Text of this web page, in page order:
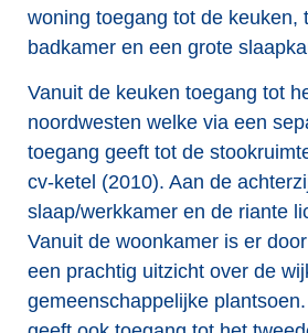
woning toegang tot de keuken,
badkamer en een grote
Vanuit de keuken toegang tot
noordwesten welke via een
toegang geeft tot de
cv-ketel (2010). Aan de
slaap/werkkamer en de riante
Vanuit de woonkamer is er
een prachtig uitzicht over de
gemeenschappelijke